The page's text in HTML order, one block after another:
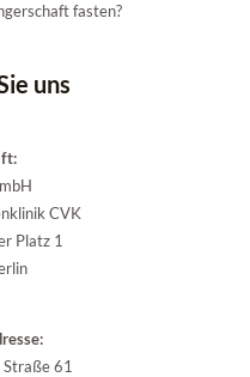
fasten?
uns
CVK
Platz 1
61